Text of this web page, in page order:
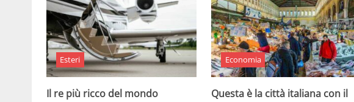
Esteri
Il re più ricco del mondo
Economia
Questa è la città italiana con il